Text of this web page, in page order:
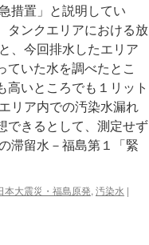
措置」と説明してい
タンクエリアにおける放
、今回排水したエリア
ていた水を調べたとこ
いところでも１リット
リア内での汚染水漏れ
できるとして、測定せず
滞留水－福島第１「緊
本大震災・福島原発, 汚染水 |